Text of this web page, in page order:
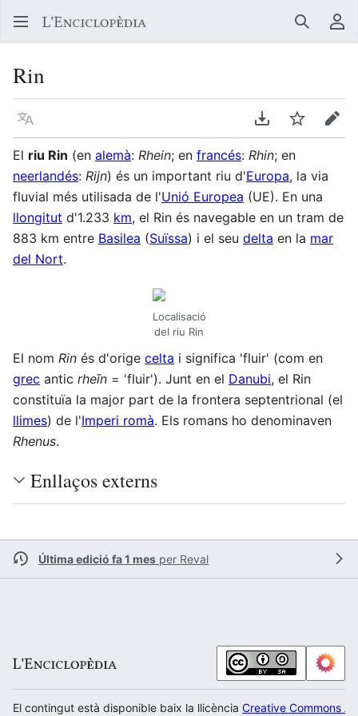
Buscar
Rin
Llegir en un atre idioma Descarregar en
Vigilar
El riu Rin (en alemà: Rhein; en francés: Rhin; en
neerlandés: Rijn) és un important riu d'Europa, la via
fluvial més utilisada de l'Unió Europea (UE). En una
llongitut d'1.233 km, el Rin és navegable en un tram de
883 km entre Basilea (Suïssa) i el seu delta en la mar
del Nort.
Localisació
del riu Rin
El nom Rin és d'orige celta i significa 'fluir' (com en
grec antic rheīn = 'fluir'). Junt en el Danubi, el Rin
constituïa la major part de la frontera septentrional (el
llimes) de l'Imperi romà. Els romans ho denominaven
Rhenus.
Enllaços externs
Última edició fa 1 mes per Reval
El contingut està disponible baix la llicència Creative Commons